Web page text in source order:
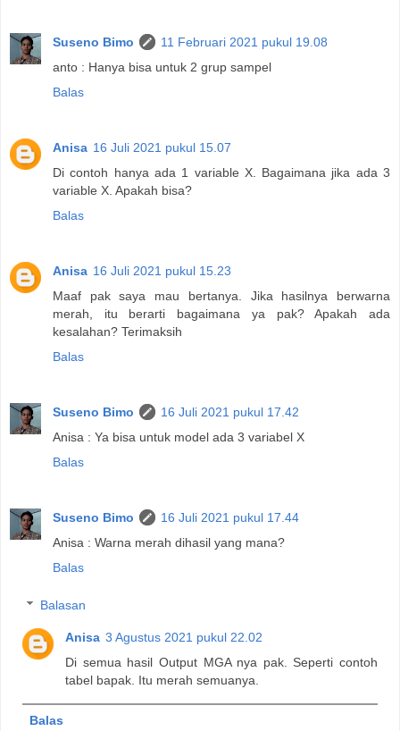
Suseno Bimo
11 Februari 2021 pukul 19.08
anto : Hanya bisa untuk 2 grup sampel
Balas
Anisa 16 Juli 2021 pukul 15.07
Di contoh hanya ada 1 variable X. Bagaimana jika ada 3
variable X. Apakah bisa?
Balas
Anisa 16 Juli 2021 pukul 15.23
Maaf pak saya mau bertanya. Jika hasilnya berwarna
merah, itu berarti bagaimana ya pak? Apakah ada
kesalahan? Terimaksih
Balas
Suseno Bimo
16 Juli 2021 pukul 17.42
Anisa : Ya bisa untuk model ada 3 variabel X
Balas
Suseno Bimo
16 Juli 2021 pukul 17.44
Anisa : Warna merah dihasil yang mana?
Balas
Balasan
Anisa 3 Agustus 2021 pukul 22.02
Di semua hasil Output MGA nya pak. Seperti contoh
tabel bapak. Itu merah semuanya.
Balas